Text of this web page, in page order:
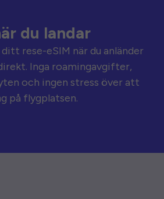
du landar
rese-eSIM när du anländer
Inga roamingavgifter,
och ingen stress över att
på flygplatsen.